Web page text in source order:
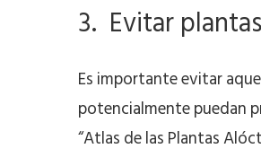
3. Evitar
Es importante evitar
potencialmente puedan
“Atlas de las Plantas